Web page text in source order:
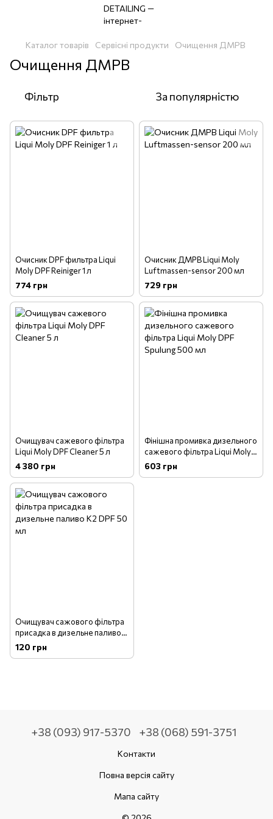
Каталог товарів Сервісні продукти Очищення ДМРВ
Очищення ДМРВ
Фільтр За популярністю
Очисник DPF фильтра Liqui
Moly DPF Reiniger 1 л
774 грн
Очисник ДМРВ Liqui Moly
Luftmassen-sensor 200 мл
729 грн
Очищувач сажевого фільтра
Liqui Moly DPF Cleaner 5 л
4 380 грн
Фінішна промивка дизельного
сажевого фільтра Liqui Moly
DPF Spulung 500 мл
603 грн
Очищувач сажового фільтра
присадка в дизельне паливо
K2 DPF 50 мл
120 грн
+38 (093) 917-5370 +38 (068) 591-3751
Контакти
Повна версія сайту
Мапа сайту